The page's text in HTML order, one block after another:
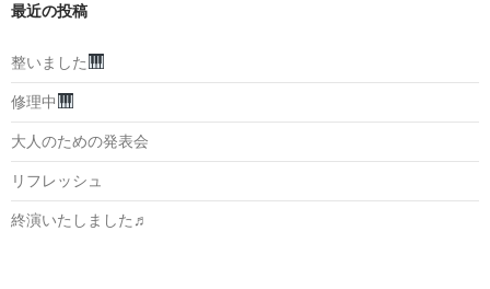
最近の投稿
整いました
修理中
大人のための発表会
リフレッシュ
終演いたしました♬